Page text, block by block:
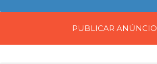
PUBLICAR ANÚNCIO